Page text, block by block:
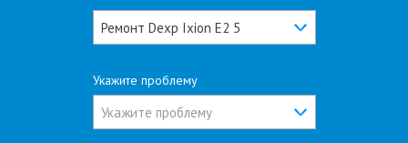
Ремонт Dexp Ixion E2 5
Укажите проблему
Укажите проблему